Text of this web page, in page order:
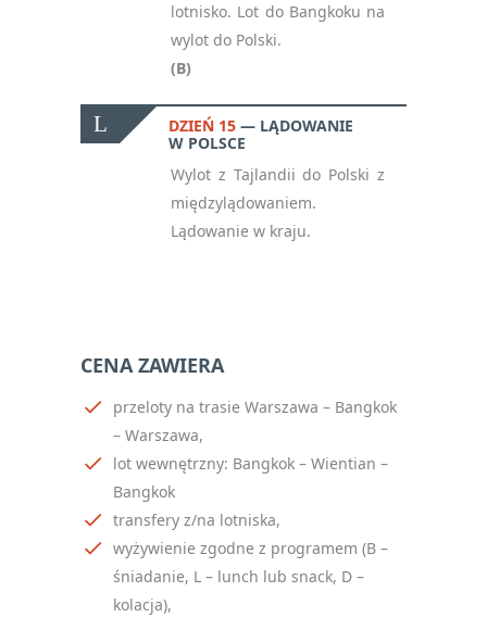
lotnisko. Lot do Bangkoku na
wylot do Polski.
(B)
DZIEŃ 15
LĄDOWANIE
W POLSCE
Wylot z Tajlandii do Polski z
międzylądowaniem.
Lądowanie w kraju.
CENA ZAWIERA
przeloty na trasie Warszawa – Bangkok
– Warszawa,
lot wewnętrzny: Bangkok – Wientian –
Bangkok
transfery z/na lotniska,
wyżywienie zgodne z programem (B –
śniadanie, L – lunch lub snack, D –
kolacja),